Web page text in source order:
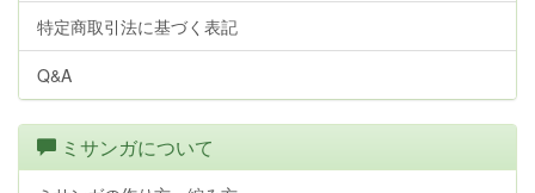
特定商取引法に基づく表記
Q&A
ミサンガについて